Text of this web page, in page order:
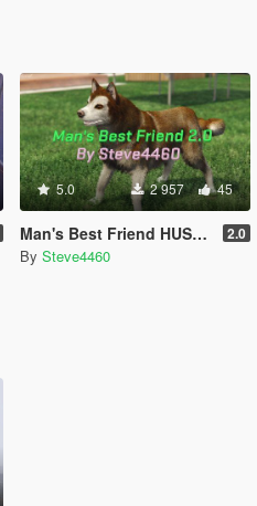
5.0 2 957 45
Man's Best Friend HUSKY UPDATE (Dogs as Bodyguards) 2.0
By Steve4460